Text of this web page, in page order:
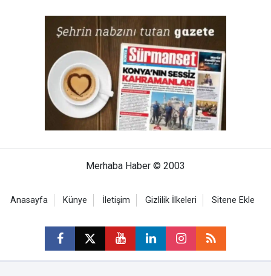
Merhaba Haber © 2003
Anasayfa Künye İletişim Gizlilik İlkeleri Sitene Ekle